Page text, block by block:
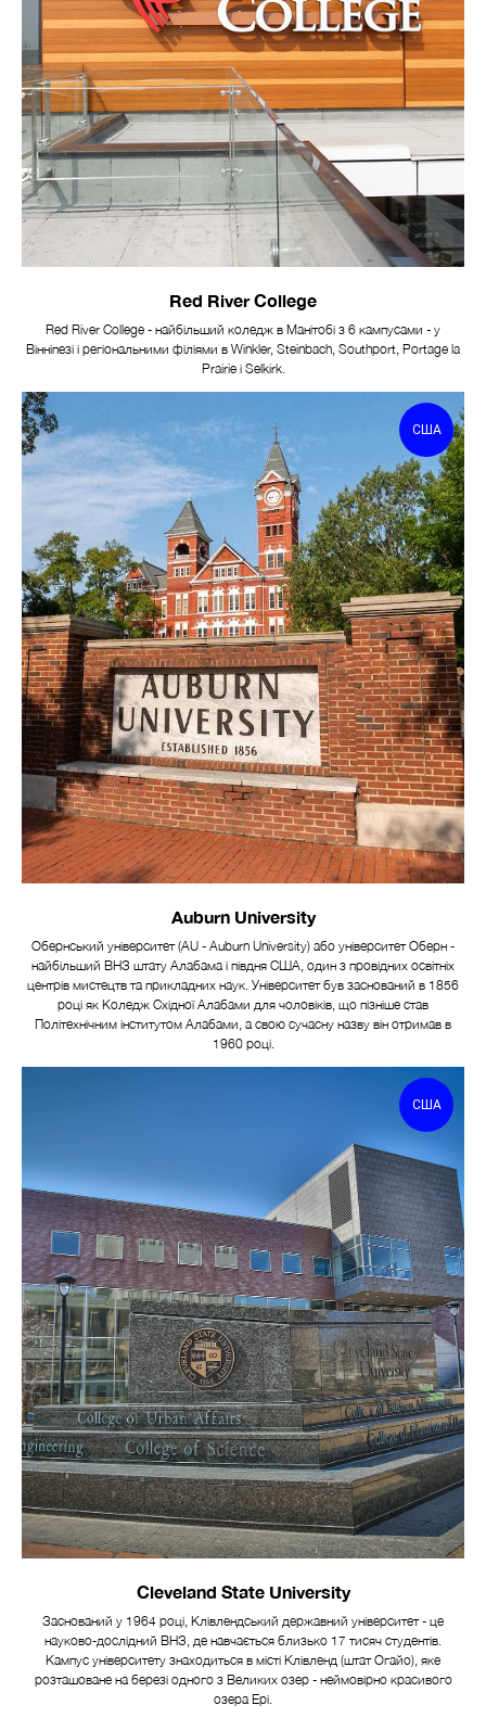
Red River College
Red River College - найбільший коледж в Манітобі з 6 кампусами - у
Вінніпезі і регіональними філіями в Winkler, Steinbach, Southport, Portage la
Prairie і Selkirk.
США
Auburn University
Обернський університет (AU - Auburn University) або університет Оберн -
найбільший ВНЗ штату Алабама і півдня США, один з провідних освітніх
центрів мистецтв та прикладних наук. Університет був заснований в 1856
році як Коледж Східної Алабами для чоловіків, що пізніше став
Політехнічним інститутом Алабами, а свою сучасну назву він отримав в
1960 році.
США
Cleveland State University
Заснований у 1964 році, Клівлендський державний університет - це
науково-дослідний ВНЗ, де навчається близько 17 тисяч студентів.
Кампус університету знаходиться в місті Клівленд (штат Огайо), яке
розташоване на березі одного з Великих озер - неймовірно красивого
озера Ері.